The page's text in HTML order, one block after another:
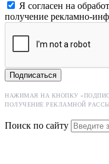
Я согласен на
получение рекламно-
Подписаться
НАЖИМАЯ НА КНОПКУ
ПОЛУЧЕНИЕ РЕКЛАМНОЙ
Поиск по сайту